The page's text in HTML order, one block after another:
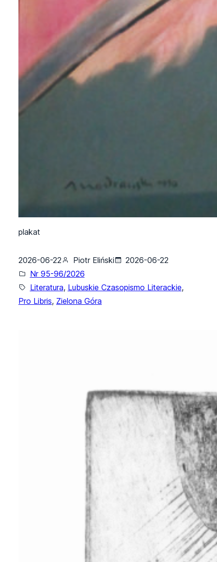
plakat
2026-06-22 Piotr Eliński
2026-06-22
Nr 95-96/2026
Literatura, Lubuskie Czasopismo Literackie,
Pro Libris, Zielona Góra